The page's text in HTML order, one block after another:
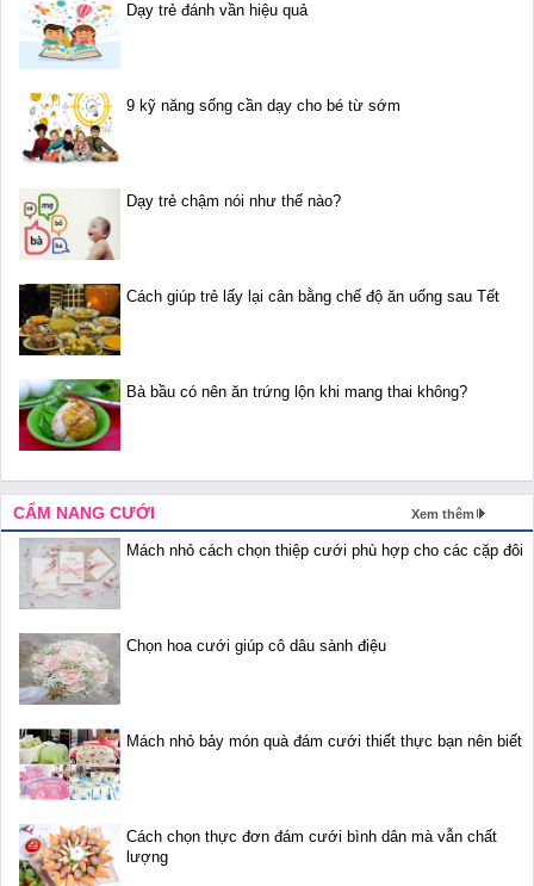
Dạy trẻ đánh vần hiệu quả
9 kỹ năng sống cần dạy cho bé từ sớm
Dạy trẻ chậm nói như thế nào?
Cách giúp trẻ lấy lại cân bằng chế độ ăn uống sau Tết
Bà bầu có nên ăn trứng lộn khi mang thai không?
CẨM NANG CƯỚI Xem thêm
Mách nhỏ cách chọn thiệp cưới phù hợp cho các cặp đôi
Chọn hoa cưới giúp cô dâu sành điệu
Mách nhỏ bảy món quà đám cưới thiết thực bạn nên biết
Cách chọn thực đơn đám cưới bình dân mà vẫn chất
lượng